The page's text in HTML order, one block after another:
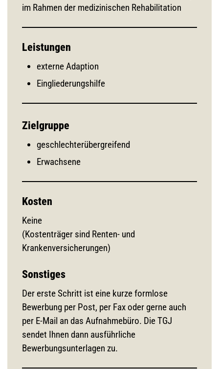
im Rahmen der medizinischen Rehabilitation
Leistungen
externe Adaption
Eingliederungshilfe
Zielgruppe
geschlechterübergreifend
Erwachsene
Kosten
Keine
(Kostenträger sind Renten- und
Krankenversicherungen)
Sonstiges
Der erste Schritt ist eine kurze formlose
Bewerbung per Post, per Fax oder gerne auch
per E-Mail an das Aufnahmebüro. Die TGJ
sendet Ihnen dann ausführliche
Bewerbungsunterlagen zu.